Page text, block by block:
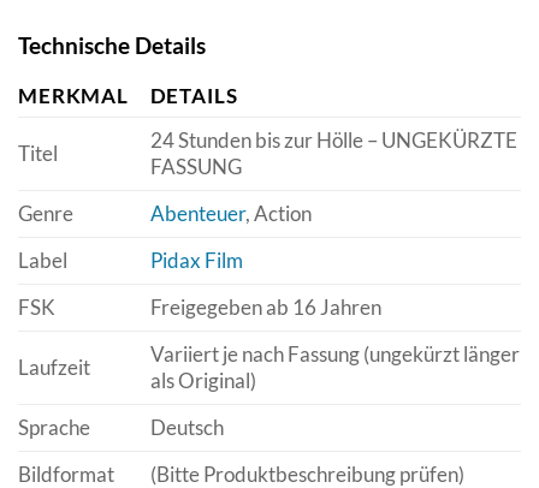
Technische Details
MERKMAL DETAILS
Titel
24 Stunden bis zur Hölle – UNGEKÜRZTE
FASSUNG
Genre
Abenteuer, Action
Label
Pidax Film
FSK
Freigegeben ab 16 Jahren
Laufzeit
Variiert je nach Fassung (ungekürzt länger
als Original)
Sprache
Deutsch
Bildformat
(Bitte Produktbeschreibung prüfen)